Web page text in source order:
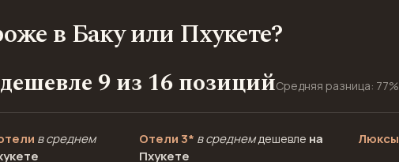
в Баку или Пхукете?
9 из 16 позицийСредняя разница: 77%
в среднем
Отели 3* в среднемдешевле на
Пхукете
Люксы